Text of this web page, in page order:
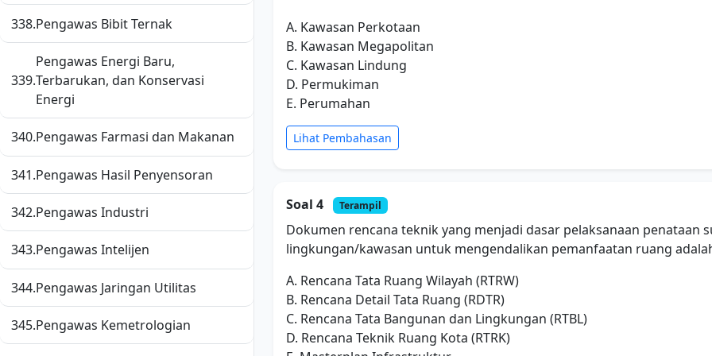
338.Pengawas Bibit Ternak
339.
Pengawas Energi Baru,
Terbarukan, dan Konservasi
Energi
340.Pengawas Farmasi dan Makanan
341.Pengawas Hasil Penyensoran
342.Pengawas Industri
343.Pengawas Intelijen
344.Pengawas Jaringan Utilitas
345.Pengawas Kemetrologian
A. Kawasan Perkotaan
B. Kawasan Megapolitan
C. Kawasan Lindung
D. Permukiman
E. Perumahan
Lihat Pembahasan
Soal 4 Terampil
Dokumen rencana teknik yang menjadi dasar pelaksanaan penataan
lingkungan/kawasan untuk mengendalikan pemanfaatan ruang
A. Rencana Tata Ruang Wilayah (RTRW)
B. Rencana Detail Tata Ruang (RDTR)
C. Rencana Tata Bangunan dan Lingkungan (RTBL)
D. Rencana Teknik Ruang Kota (RTRK)